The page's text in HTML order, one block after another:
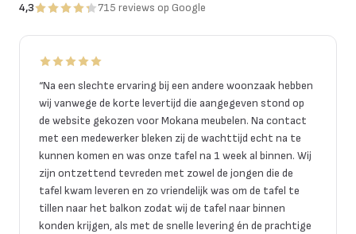
4,3 715 reviews op Google
“Na een slechte ervaring bij een andere woonzaak hebben
wij vanwege de korte levertijd die aangegeven stond op
de website gekozen voor Mokana meubelen. Na contact
met een medewerker bleken zij de wachttijd echt na te
kunnen komen en was onze tafel na 1 week al binnen. Wij
zijn ontzettend tevreden met zowel de jongen die de
tafel kwam leveren en zo vriendelijk was om de tafel te
tillen naar het balkon zodat wij de tafel naar binnen
konden krijgen, als met de snelle levering én de prachtige